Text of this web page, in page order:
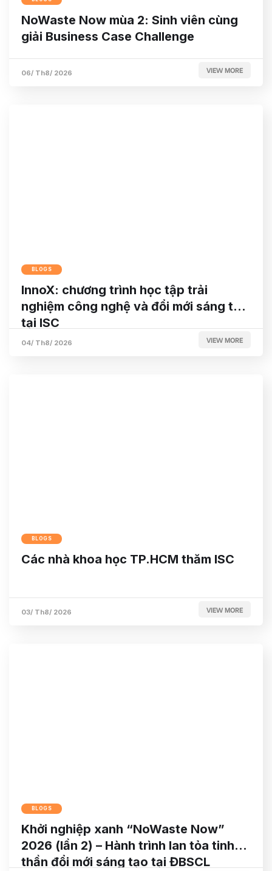
NoWaste Now mùa 2: Sinh viên cùng
giải Business Case Challenge
06/ Th8/ 2026 VIEW MORE
BLOGS
InnoX: chương trình học tập trải
nghiệm công nghệ và đổi mới sáng tạo
tại ISC
04/ Th8/ 2026 VIEW MORE
BLOGS
Các nhà khoa học TP.HCM thăm ISC
03/ Th8/ 2026 VIEW MORE
BLOGS
Khởi nghiệp xanh “NoWaste Now”
2026 (lần 2) – Hành trình lan tỏa tinh
thần đổi mới sáng tạo tại ĐBSCL